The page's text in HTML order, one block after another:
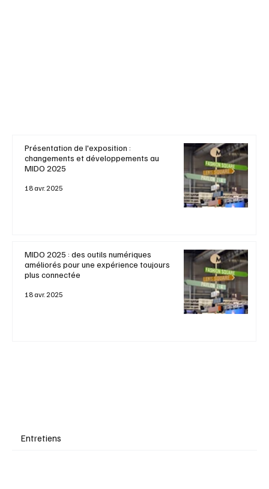
Présentation de l'exposition :
changements et développements au
MIDO 2025
18 avr. 2025
MIDO 2025 : des outils numériques
améliorés pour une expérience toujours
plus connectée
18 avr. 2025
Entretiens